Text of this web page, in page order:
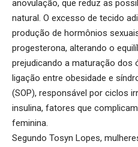
anovulação, que reduz as
natural. O excesso de tecido
produção de hormônios
progesterona, alterando o
prejudicando a maturação dos
ligação entre obesidade e
(SOP), responsável por ciclos
insulina, fatores que
feminina.
Segundo Tosyn Lopes,